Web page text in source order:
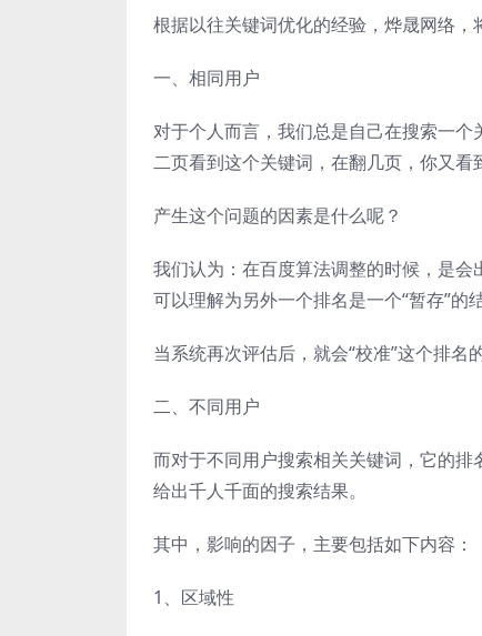
根据以往关键词优化的经验，烨晟网络，
一、相同用户
对于个人而言，我们总是自己在搜索一
二页看到这个关键词，在翻几页，你又看
产生这个问题的因素是什么呢？
我们认为：在百度算法调整的时候，是
可以理解为另外一个排名是一个“暂存”的结
当系统再次评估后，就会“校准”这个排名
二、不同用户
而对于不同用户搜索相关关键词，它的
给出千人千面的搜索结果。
其中，影响的因子，主要包括如下内容：
1、区域性